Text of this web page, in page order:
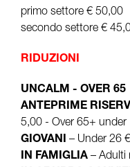
primo settore € 50,00
secondo settore €
RIDUZIONI
UNCALM - OVER 65
ANTEPRIME
5,00 - Over 65+ under
GIOVANI – Under 26
IN FAMIGLIA – Adulti